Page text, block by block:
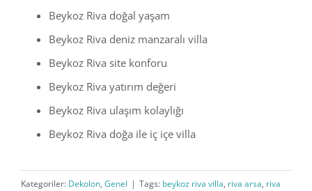
Beykoz Riva doğal yaşam
Beykoz Riva deniz manzaralı villa
Beykoz Riva site konforu
Beykoz Riva yatırım değeri
Beykoz Riva ulaşım kolaylığı
Beykoz Riva doğa ile iç içe villa
Kategoriler: Dekolon, Genel | Tags: beykoz riva villa, riva arsa, riva